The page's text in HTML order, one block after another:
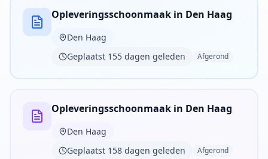
Opleveringsschoonmaak in Den Haag
Den Haag
Geplaatst 155 dagen geleden
Afgerond
Opleveringsschoonmaak in Den Haag
Den Haag
Geplaatst 158 dagen geleden
Afgerond